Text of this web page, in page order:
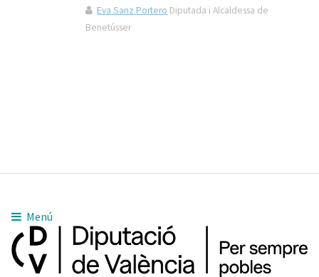
Eva Sanz Portero Diputada i Alcaldessa de
Benetússer
Menú